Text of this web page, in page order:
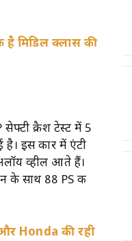
है मिडिल क्लास की
क्रैश टेस्ट में 5
इस कार में एंटी
व्हील आते हैं।
के साथ 88 PS की
Hondaकी रही